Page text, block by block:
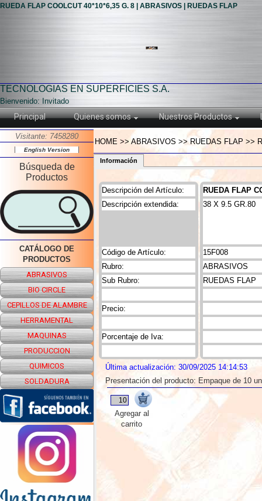
RUEDA FLAP COOLCUT 40*10*6,35 G. 8 | ABRASIVOS | RUEDAS FLAP
TECNOLOGIAS EN SUPERFICIES S.A.
Bienvenido: Invitado
Principal Quienes somos Nuestros Productos
Visitante: 7458280
English Version
Búsqueda de
Productos
CATÁLOGO DE
PRODUCTOS
ABRASIVOS
BIO CIRCLE
CEPILLOS DE ALAMBRE
HERRAMENTAL
MAQUINAS
PRODUCCION
QUIMICOS
SOLDADURA
HOME >> ABRASIVOS >> RUEDAS FLAP >>
Información
Descripción del Artículo:
Código de Artículo:
Rubro:
Sub Rubro:
Precio:
Descripción extendida:
Porcentaje de Iva:
RUEDA FLAP
15F008
ABRASIVOS
RUEDAS FLAP
38 X 9.5 GR.80
Última actualización: 30/09/2025 14:14:53
Presentación del producto: Empaque de 10
Agregar al
carrito